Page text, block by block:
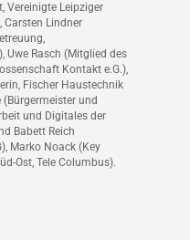
Vereinigte Leipziger
Carsten Lindner
Uwe Rasch (Mitglied des
Kontakt e.G.),
Fischer Haustechnik
(Bürgermeister und
und Digitales der
Babett Reich
Marko Noack (Key
Ost, Tele Columbus).